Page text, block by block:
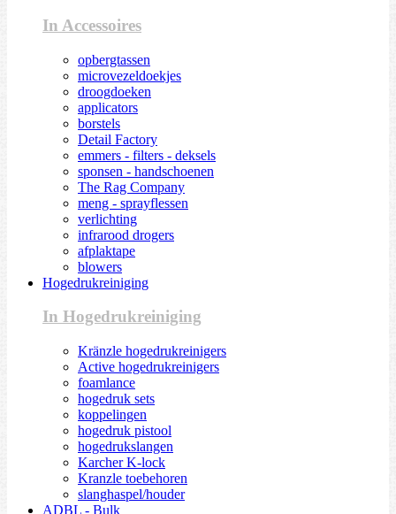
In Accessoires
opbergtassen
microvezeldoekjes
droogdoeken
applicators
borstels
Detail Factory
emmers - filters - deksels
sponsen - handschoenen
The Rag Company
meng - sprayflessen
verlichting
infrarood drogers
afplaktape
blowers
Hogedrukreiniging
In Hogedrukreiniging
Kränzle hogedrukreinigers
Active hogedrukreinigers
foamlance
hogedruk sets
koppelingen
hogedruk pistool
hogedrukslangen
Karcher K-lock
Kranzle toebehoren
slanghaspel/houder
ADBL - Bulk